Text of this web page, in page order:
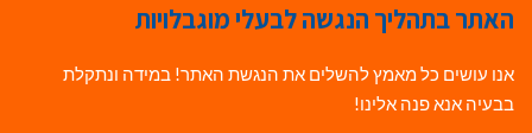
האתר בתהליך הנגשה לבעלי מוגבלויות
אנו עושים כל מאמץ להשלים את הנגשת האתר! במידה ונתקלת
בבעיה אנא פנה אלינו!